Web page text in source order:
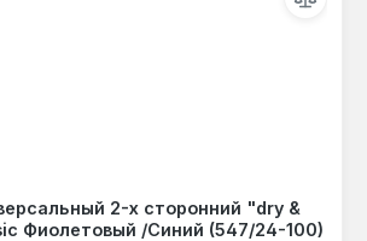
2-х сторонний "dry &
Фиолетовый /Синий (547/24-100)